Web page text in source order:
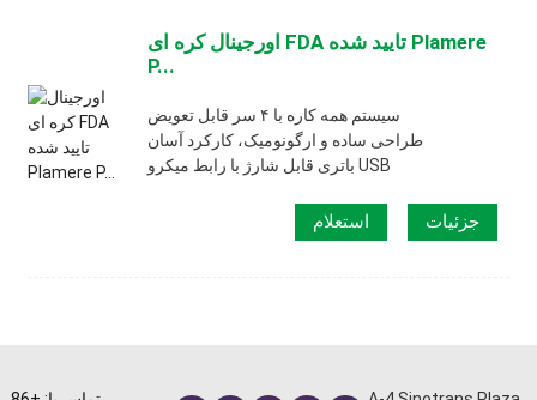
اورجینال کره ای FDA تایید شده Plamere
P...
سیستم همه کاره با ۴ سر قابل تعویض
طراحی ساده و ارگونومیک، کارکرد آسان
باتری قابل شارژ با رابط میکرو USB
استعلام جزئیات